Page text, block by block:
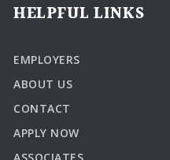
HELPFUL LINKS
EMPLOYERS
ABOUT US
CONTACT
APPLY NOW